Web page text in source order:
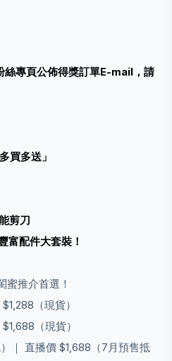
專頁公佈得獎訂單E-mail，請
買多送」
剪刀
富配件大套裝！
推介首選！
（現貨）
（現貨）
｜ 直播價 $1,688（7月預售抵